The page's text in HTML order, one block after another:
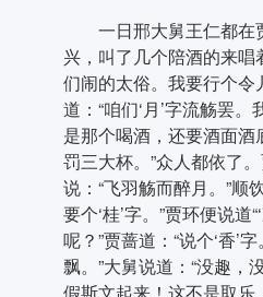
一日邢大舅王仁都在
兴，叫了几个陪酒的来唱
们闹的太俗。我要行个令
道：“咱们‘月’字流觞罢
是那个喝酒，还要酒面
罚三大杯。”众人都依了
说：“飞羽觞而醉月。”顺
要个‘桂’字。”贾环便说道
呢？”贾蔷道：“说个‘香’
飘。”大舅说道：“没趣，